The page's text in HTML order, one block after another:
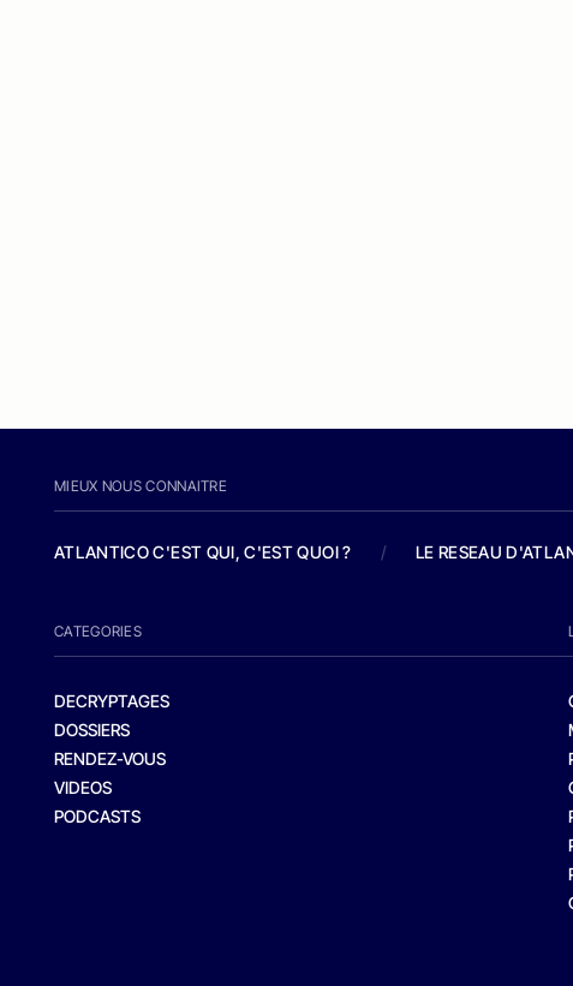
MIEUX NOUS CONNAITRE
ATLANTICO C'EST QUI, C'EST QUOI ? / LE RESEAU
CATEGORIES
DECRYPTAGES
DOSSIERS
RENDEZ-VOUS
VIDEOS
PODCASTS